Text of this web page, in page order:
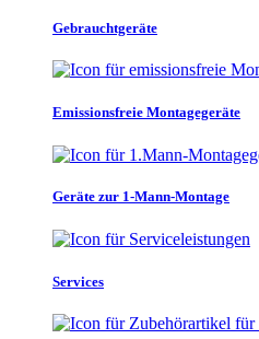
Gebrauchtgeräte
Emissionsfreie Montagegeräte
Geräte zur 1-Mann-Montage
Services